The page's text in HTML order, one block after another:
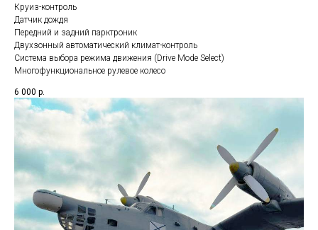
Круиз-контроль
Датчик дождя
Передний и задний парктроник
Двухзонный автоматический климат-контроль
Система выбора режима движения (Drive Mode Select)
Многофункциональное рулевое колесо
6 000 р.